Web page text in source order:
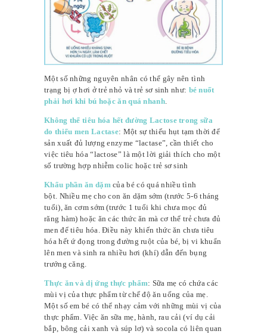
Một số những nguyên nhân có thể gây nên tình
trạng bị ợ hơi ở trẻ nhỏ và trẻ sơ sinh như: bé nuốt
phải hơi khi bú hoặc ăn quá nhanh.
Không thể tiêu hóa hết đường Lactose trong sữa
do thiếu men Lactase: Một sự thiếu hụt tạm thời để
sản xuất đủ lượng enzyme “lactase”, cần thiết cho
việc tiêu hóa “lactose” là một lời giải thích cho một
số trường hợp nhiễm colic hoặc trẻ sơ sinh
Khẩu phần ăn dặmcủa bé có quá nhiều tình
bột. Nhiều mẹ cho con ăn dặm sớm (trước 5-6 tháng
tuổi), ăn cơm sớm (trước 1 tuổi khi chưa mọc đủ
răng hàm) hoặc ăn các thức ăn mà cơ thể trẻ chưa đủ
men để tiêu hóa. Điều này khiến thức ăn chưa tiêu
hóa hết ứ đọng trong đường ruột của bé, bị vi khuẩn
lên men và sinh ra nhiều hơi (khí) dẫn đến bụng
trướng căng.
Thực ăn và dị ứng thực phẩm: Sữa mẹ có chứa các
mùi vị của thực phẩm từ chế độ ăn uống của mẹ.
Một số em bé có thể nhạy cảm với những mùi vị của
thực phẩm. Việc ăn sữa mẹ, hành, rau cải (ví dụ cải
bắp, bông cải xanh và súp lơ) và socola có liên quan